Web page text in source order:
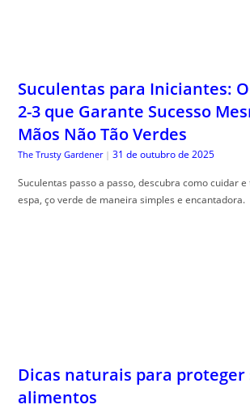
Suculentas para Iniciantes:
2-3 que Garante Sucesso
Mãos Não Tão Verdes
The Trusty Gardener | 31 de outubro de 2025
Suculentas passo a passo, descubra como cuidar
espa, ço verde de maneira simples e encantadora.
Dicas naturais para proteger
alimentos